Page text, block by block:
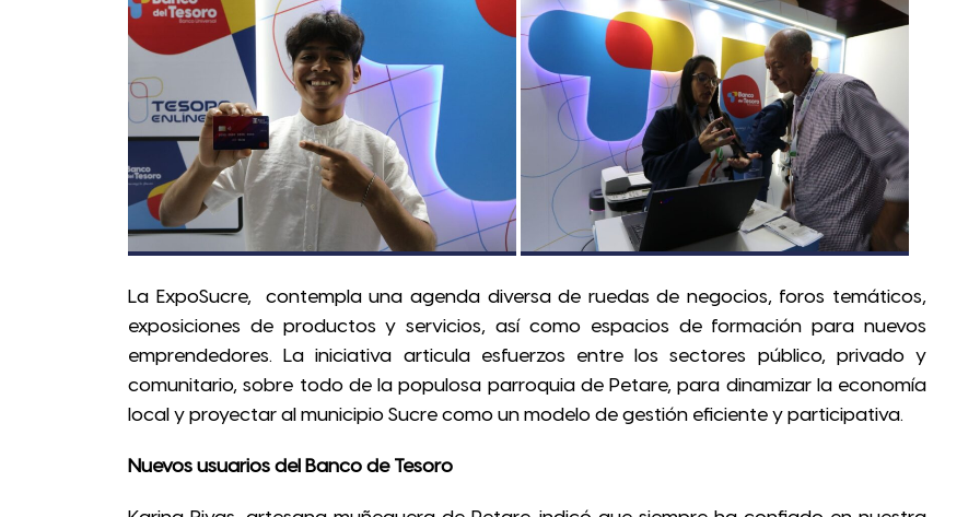
La ExpoSucre, contempla una agenda diversa de ruedas de negocios, foros temáticos,
exposiciones de productos y servicios, así como espacios de formación para nuevos
emprendedores. La iniciativa articula esfuerzos entre los sectores público, privado y
comunitario, sobre todo de la populosa parroquia de Petare, para dinamizar la economía
local y proyectar al municipio Sucre como un modelo de gestión eficiente y participativa.
Nuevos usuarios del Banco de Tesoro